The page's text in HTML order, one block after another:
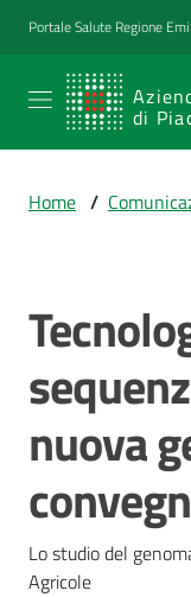
Vai al contenuto
Vai alla navigazione
Vai al footer
Portale Salute Regione
di
SERVIZIO
Emilia-
Sanitaria Locale
di Piacenza
e
di
cura
Home /
Salta al contenuto
nuova
Lo studio del
Agricole